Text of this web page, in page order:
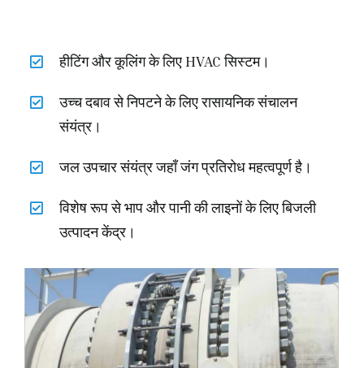
हीटिंग और कूलिंग के लिए HVAC सिस्टम।
उच्च दबाव से निपटने के लिए रासायनिक संचालन
संयंत्र।
जल उपचार संयंत्र जहाँ जंग प्रतिरोध महत्वपूर्ण है।
विशेष रूप से भाप और पानी की लाइनों के लिए बिजली
उत्पादन केंद्र।